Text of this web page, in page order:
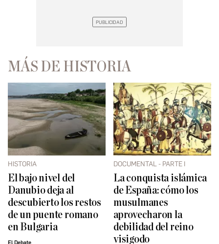
MÁS DE HISTORIA
HISTORIA
El bajo nivel del
Danubio deja al
descubierto los restos
de un puente romano
en Bulgaria
DOCUMENTAL - PARTE I
La conquista islámica
de España: cómo los
musulmanes
aprovecharon la
debilidad del reino
visigodo